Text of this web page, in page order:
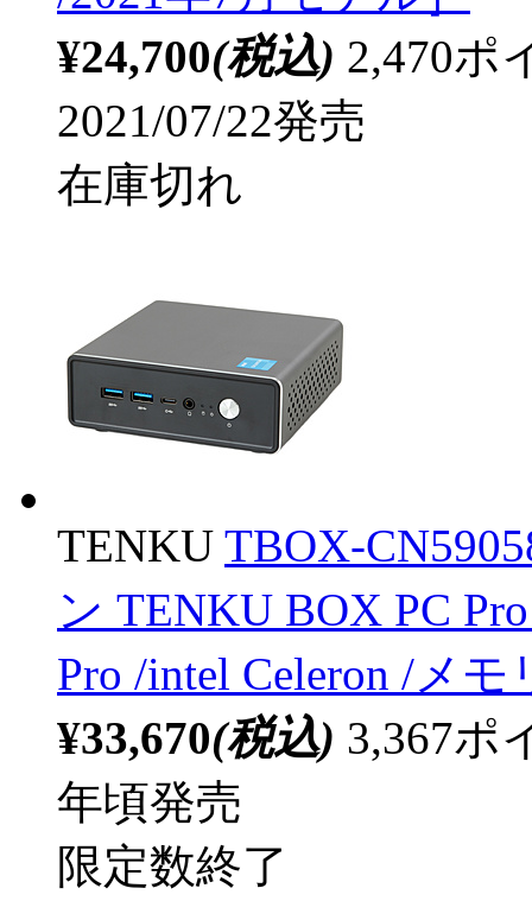
¥24,700(税込) 2,470ポ
2021/07/22発売
在庫切れ
TENKU TBOX-
ン TENKU BOX PC
Pro /intel Celeron /メ
¥33,670(税込) 3,367ポ
年頃発売
限定数終了